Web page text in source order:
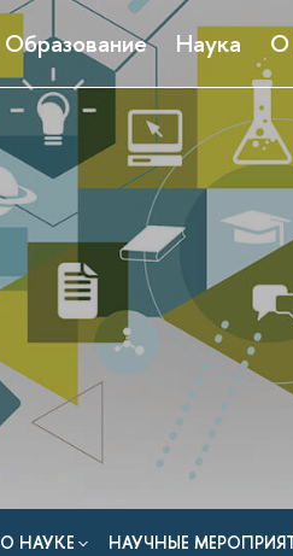
Образование Наука О
О НАУКЕ НАУЧНЫЕ